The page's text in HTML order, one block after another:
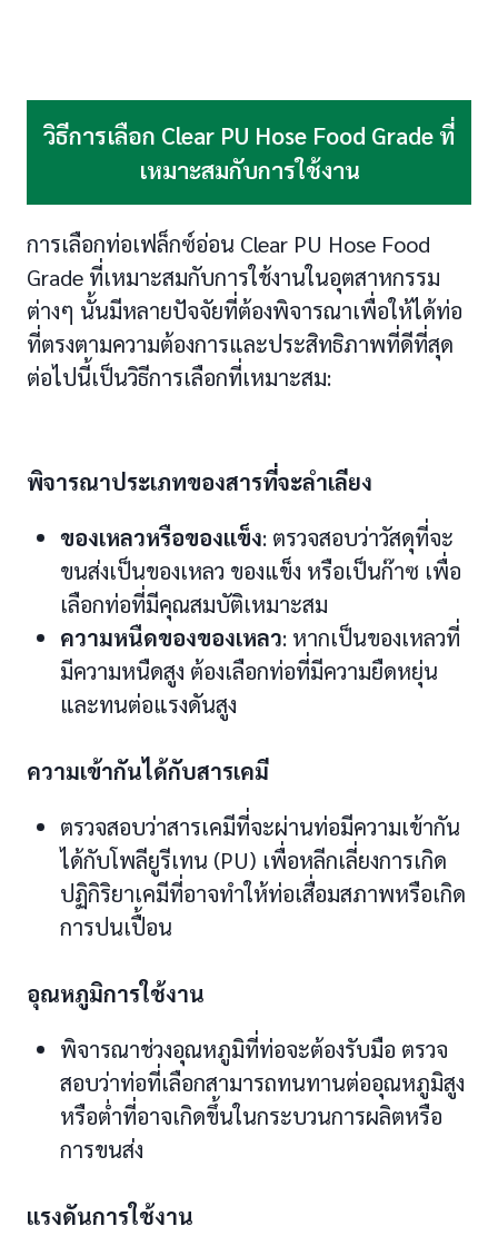
วิธีการเลือก Clear PU Hose Food Grade ที่
เหมาะสมกับการใช้งาน
การเลือกท่อเฟล็กซ์อ่อน Clear PU Hose Food
Grade ที่เหมาะสมกับการใช้งานในอุตสาหกรรม
ต่างๆ นั้นมีหลายปัจจัยที่ต้องพิจารณาเพื่อให้ได้ท่อ
ที่ตรงตามความต้องการและประสิทธิภาพที่ดีที่สุด
ต่อไปนี้เป็นวิธีการเลือกที่เหมาะสม:
พิจารณาประเภทของสารที่จะลำเลียง
ของเหลวหรือของแข็ง: ตรวจสอบว่าวัสดุที่จะ
ขนส่งเป็นของเหลว ของแข็ง หรือเป็นก๊าซ เพื่อ
เลือกท่อที่มีคุณสมบัติเหมาะสม
ความหนืดของของเหลว: หากเป็นของเหลวที่
มีความหนืดสูง ต้องเลือกท่อที่มีความยืดหยุ่น
และทนต่อแรงดันสูง
ความเข้ากันได้กับสารเคมี
ตรวจสอบว่าสารเคมีที่จะผ่านท่อมีความเข้ากัน
ได้กับโพลียูรีเทน (PU) เพื่อหลีกเลี่ยงการเกิด
ปฏิกิริยาเคมีที่อาจทำให้ท่อเสื่อมสภาพหรือเกิด
การปนเปื้อน
อุณหภูมิการใช้งาน
พิจารณาช่วงอุณหภูมิที่ท่อจะต้องรับมือ ตรวจ
สอบว่าท่อที่เลือกสามารถทนทานต่ออุณหภูมิสูง
หรือต่ำที่อาจเกิดขึ้นในกระบวนการผลิตหรือ
การขนส่ง
แรงดันการใช้งาน